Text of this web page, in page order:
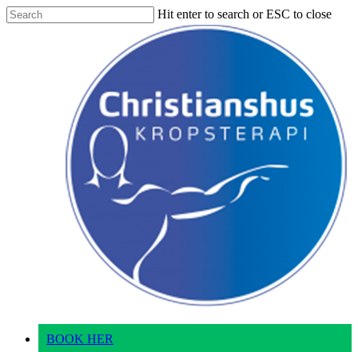
Skip
to
Hit enter to search or ESC to close
BOOK HER